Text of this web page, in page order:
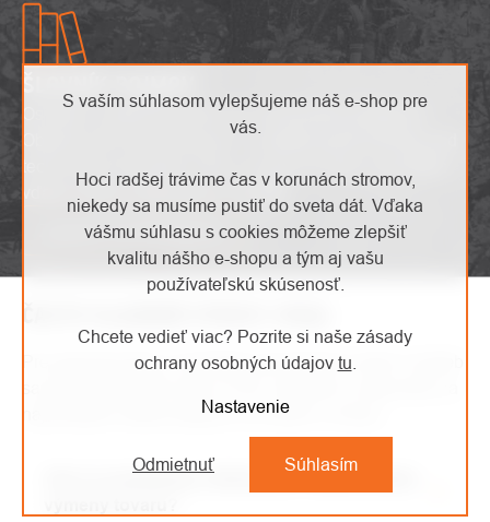
S vaším súhlasom vylepšujeme náš e-shop pre
vás.
Hoci radšej trávime čas v korunách stromov,
niekedy sa musíme pustiť do sveta dát. Vďaka
vášmu súhlasu s cookies môžeme zlepšiť
kvalitu nášho e-shopu a tým aj vašu
používateľskú skúsenosť.
Chcete vedieť viac? Pozrite si naše zásady
ochrany osobných údajov tu
Nastavenie
Odmietnuť Súhlasím
Osvojte si odborné pojmy bez zbytočného zmätenia!
Objevte náš slovník pojmov a získajte jasný prehľad nad
vďaka nášmu užitočnému slovníku.
Zobraziť slovník pojmov
Pre jednoduchšie a rýchlejšie pochopenie našich služieb
najčastejšie otázky týkajúce sa nášho e-shopu.
Aké sú podmienky reklamácie, vrátenia alebo